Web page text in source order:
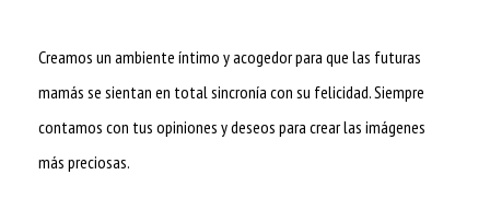
Creamos un ambiente íntimo y acogedor para que las futuras
mamás se sientan en total sincronía con su felicidad. Siempre
contamos con tus opiniones y deseos para crear las imágenes
más preciosas.